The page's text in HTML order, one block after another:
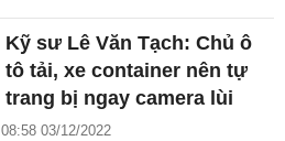
Kỹ sư Lê Văn Tạch: Chủ ô
tô tải, xe container nên tự
trang bị ngay camera lùi
08:58 03/12/2022